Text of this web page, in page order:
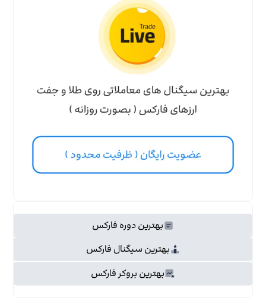
بهترین دوره فارکس
بهترین سیگنال فارکس
بهترین بروکر فارکس